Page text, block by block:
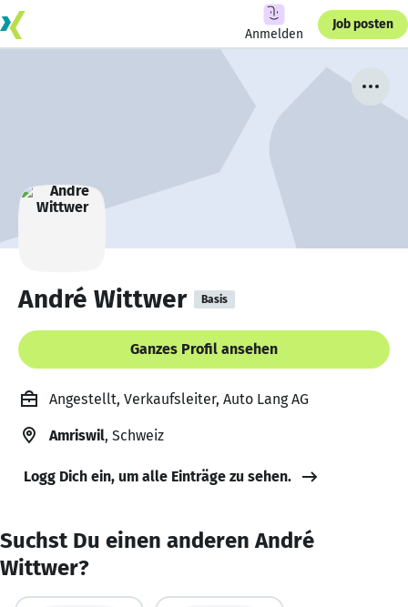
Anmelden
Job posten
André Wittwer Basis
Ganzes Profil ansehen
Angestellt, Verkaufsleiter, Auto Lang AG
Amriswil, Schweiz
Logg Dich ein, um alle Einträge zu sehen.
Suchst Du einen anderen André
Wittwer?